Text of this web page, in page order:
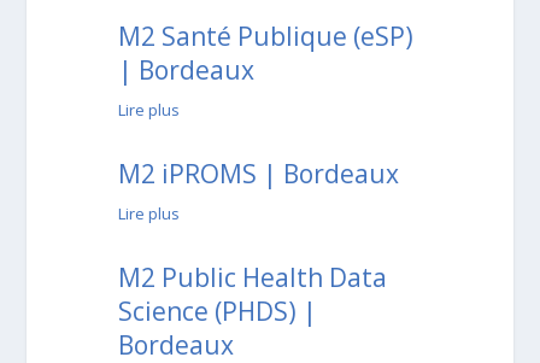
M2 Santé Publique (eSP)
| Bordeaux
Lire plus
M2 iPROMS | Bordeaux
Lire plus
M2 Public Health Data
Science (PHDS) |
Bordeaux